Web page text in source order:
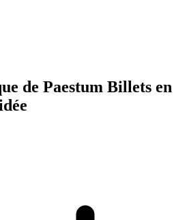
de Paestum Billets en